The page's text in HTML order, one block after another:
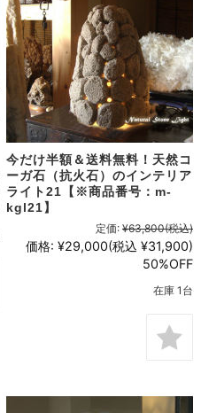
今だけ半額＆送料無料！天然コ
ーガ石（抗火石）のインテリア
ライト21【※商品番号：m-
kgl21】
定価: ¥63,800(税込)
価格: ¥29,000(税込 ¥31,900)
50%OFF
在庫 1台